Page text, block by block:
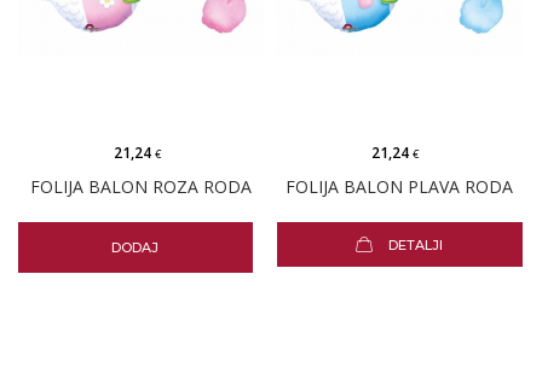
FOLIJA BALON ROZA RODA
21,24 €
DODAJ
FOLIJA BALON PLAVA RODA
21,24€
DETALJI